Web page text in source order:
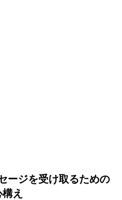
ージを受け取るための
え